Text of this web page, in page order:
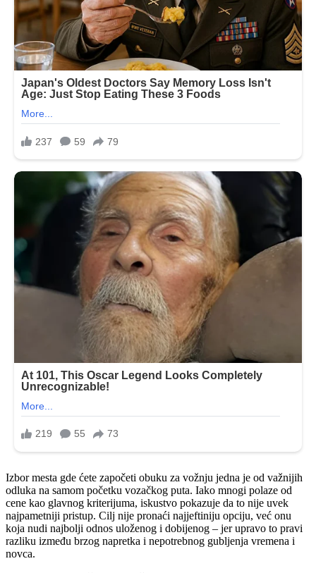
Izbor mesta gde ćete započeti obuku za vožnju jedna je od važnijih
odluka na samom početku vozačkog puta. Iako mnogi polaze od
cene kao glavnog kriterijuma, iskustvo pokazuje da to nije uvek
najpametniji pristup. Cilj nije pronaći najjeftiniju opciju, već onu
koja nudi najbolji odnos uloženog i dobijenog – jer upravo to pravi
razliku između brzog napretka i nepotrebnog gubljenja vremena i
novca.